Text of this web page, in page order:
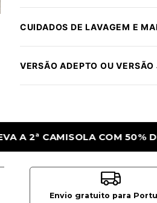
CUIDADOS DE LAVAGEM E
VERSÃO ADEPTO OU
LEVA A
Envio gratuito para